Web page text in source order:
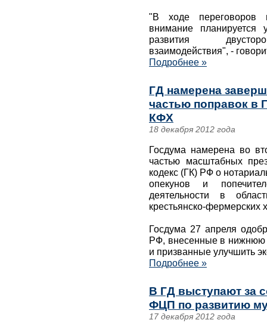
"В ходе переговоров
внимание планируется
развития
взаимодействия", -
Подробнее »
ГД намерена
частью поправок в
КФХ
18 декабря 2012 года
Госдума намерена во
частью масштабных
кодекс (ГК) РФ о
опекунов и
деятельности в
крестьянско-фермерских
Госдума 27 апреля
РФ, внесенные в нижнюю
и призванные улучшить
Подробнее »
В ГД выступают за
ФЦП по развитию
17 декабря 2012 года